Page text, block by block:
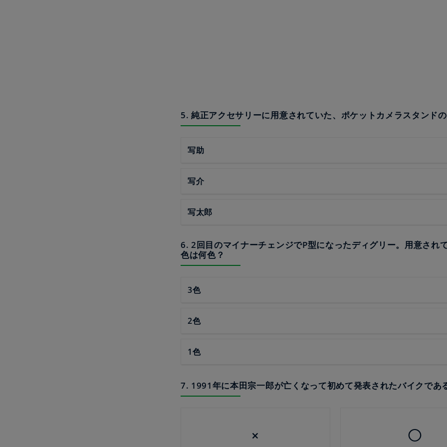
5. 純正アクセサリーに用意されていた、ポケットカメラスタンドの
写助
写介
写太郎
6. 2回目のマイナーチェンジでP型になったディグリー。用意され
色は何色？
3色
2色
1色
7. 1991年に本田宗一郎が亡くなって初めて発表されたバイクである
× ◯